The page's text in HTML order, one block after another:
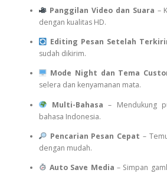
Panggilan Video dan Suara –
dengan kualitas HD.
Editing Pesan Setelah
sudah dikirim.
Mode Night dan Tema
selera dan kenyamanan mata.
Multi-Bahasa – Mendukung
bahasa Indonesia.
Pencarian Pesan Cepat –
dengan mudah.
Auto Save Media – Simpan